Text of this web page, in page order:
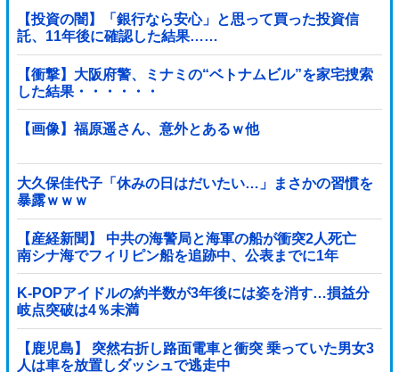
【投資の闇】「銀行なら安心」と思って買った投資信
託、11年後に確認した結果……
【衝撃】大阪府警、ミナミの“ベトナムビル”を家宅捜索
した結果・・・・・・
【画像】福原遥さん、意外とあるｗ他
大久保佳代子「休みの日はだいたい…」まさかの習慣を
暴露ｗｗｗ
【産経新聞】 中共の海警局と海軍の船が衝突2人死亡
南シナ海でフィリピン船を追跡中、公表までに1年
K-POPアイドルの約半数が3年後には姿を消す…損益分
岐点突破は4％未満
【鹿児島】 突然右折し路面電車と衝突 乗っていた男女3
人は車を放置しダッシュで逃走中